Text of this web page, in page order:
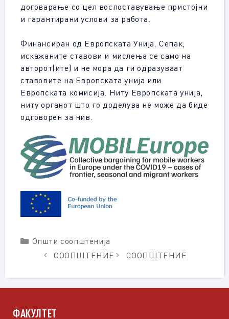
договарање со цел воспоставување пристојни
и гарантирани услови за работа.
Финансиран од Европската Унија. Сепак,
искажаните ставови и мислења се само на
авторот(ите) и не мора да ги одразуваат
ставовите на Европската унија или
Европската комисија. Ниту Европската унија,
ниту органот што го доделува не може да биде
одговорен за нив.
Categories
Општи соопштенија
СООПШТЕНИЕ
СООПШТЕНИЕ
ФАКУЛТЕТ